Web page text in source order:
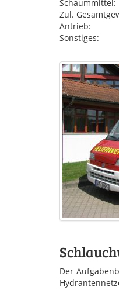
Schaummittel:
Zul.
Antrieb:
Sonstiges:
Der